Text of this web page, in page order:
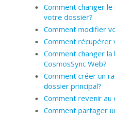
Comment changer
votre dossier?
Comment modifier
Comment
Comment changer la
CosmosSync Web?
Comment créer un
dossier principal?
Comment revenir
Comment partager